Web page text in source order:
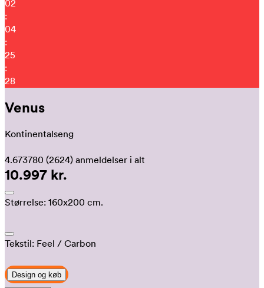
02
:
04
:
25
:
17
Venus
Kontinentalseng
4.673780 (2624) anmeldelser i alt
10.997 kr.
Størrelse: 160x200 cm.
Tekstil: Feel / Carbon
Design og køb